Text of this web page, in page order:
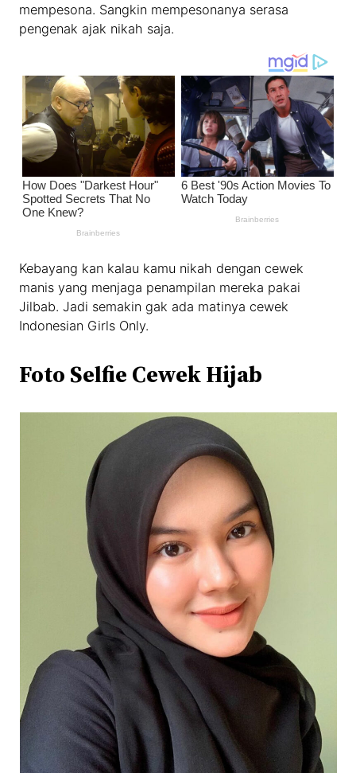
mempesona. Sangkin mempesonanya serasa
pengenak ajak nikah saja.
Kebayang kan kalau kamu nikah dengan cewek
manis yang menjaga penampilan mereka pakai
Jilbab. Jadi semakin gak ada matinya cewek
Indonesian Girls Only.
Foto Selfie Cewek Hijab